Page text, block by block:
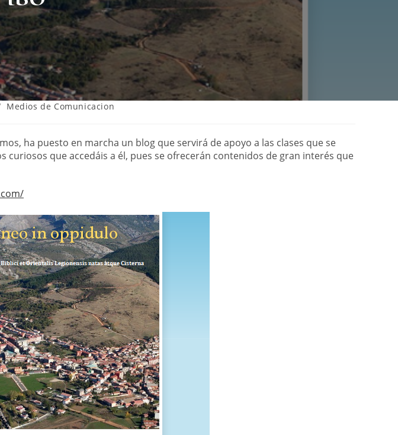
Medios de Comunicacion
ha puesto en marcha un blog que servirá de apoyo a las clases que se
que accedáis a él, pues se ofrecerán contenidos de gran interés que